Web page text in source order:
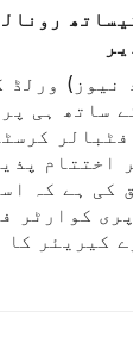
ساتھ ہی
اختتام
کی ہے کہ
کوارٹر
کیریئر